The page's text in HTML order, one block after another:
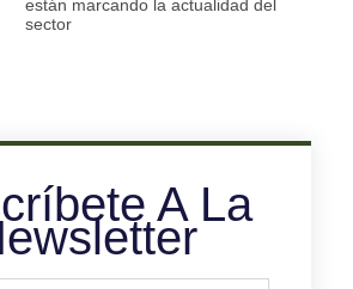
están marcando la actualidad del
sector
A La